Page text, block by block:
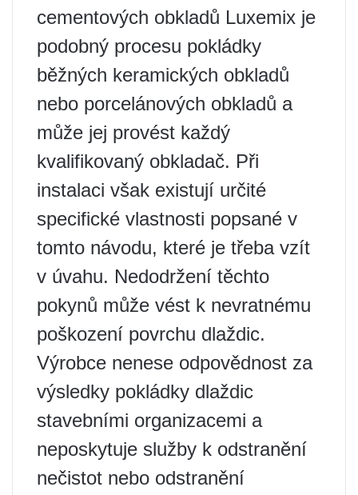
cementových obkladů Luxemix je
podobný procesu pokládky
běžných keramických obkladů
nebo porcelánových obkladů a
může jej provést každý
kvalifikovaný obkladač. Při
instalaci však existují určité
specifické vlastnosti popsané v
tomto návodu, které je třeba vzít
v úvahu. Nedodržení těchto
pokynů může vést k nevratnému
poškození povrchu dlaždic.
Výrobce nenese odpovědnost za
výsledky pokládky dlaždic
stavebními organizacemi a
neposkytuje služby k odstranění
nečistot nebo odstranění